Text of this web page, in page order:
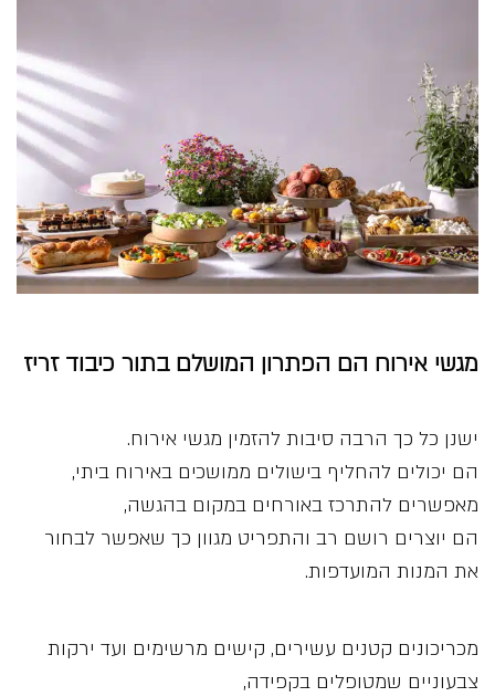
מגשי אירוח הם הפתרון המושלם בתור כיבוד זריז
ישנן כל כך הרבה סיבות להזמין מגשי אירוח.
הם יכולים להחליף בישולים ממושכים באירוח ביתי,
מאפשרים להתרכז באורחים במקום בהגשה,
הם יוצרים רושם רב והתפריט מגוון כך שאפשר לבחור
את המנות המועדפות.
מכריכונים קטנים עשירים, קישים מרשימים ועד ירקות
צבעוניים שמטופלים בקפידה,